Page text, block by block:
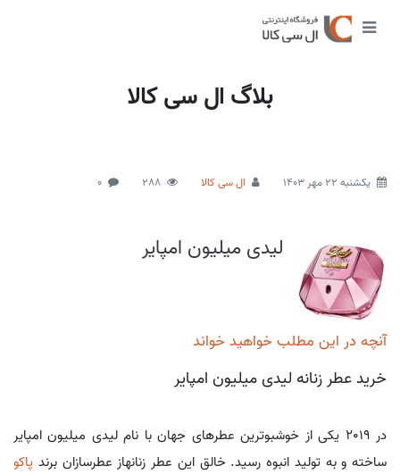
بلاگ ال سی کالا
يكشنبه 22 مهر 1403 ال سی کالا 288
0
لیدی میلیون امپایر
آنچه در این مطلب خواهید خواند
خرید عطر زنانه لیدی میلیون امپایر
در 2019 یکی از خوشبوترین عطرهای جهان با نام لیدی میلیون امپایر
ساخته و به تولید انبوه رسید. خالق این عطر زنانهاز عطرسازان برند پاکو